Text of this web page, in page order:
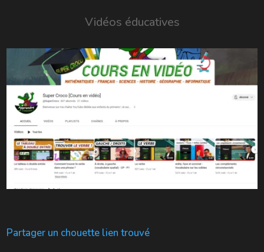
Vidéos éducatives
Partager un chouette lien trouvé